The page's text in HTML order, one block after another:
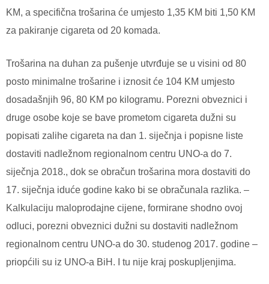
KM, a specifična trošarina će umjesto 1,35 KM biti 1,50 KM
za pakiranje cigareta od 20 komada.
Trošarina na duhan za pušenje utvrđuje se u visini od 80
posto minimalne trošarine i iznosit će 104 KM umjesto
dosadašnjih 96, 80 KM po kilogramu. Porezni obveznici i
druge osobe koje se bave prometom cigareta dužni su
popisati zalihe cigareta na dan 1. siječnja i popisne liste
dostaviti nadležnom regionalnom centru UNO-a do 7.
siječnja 2018., dok se obračun trošarina mora dostaviti do
17. siječnja iduće godine kako bi se obračunala razlika. –
Kalkulaciju maloprodajne cijene, formirane shodno ovoj
odluci, porezni obveznici dužni su dostaviti nadležnom
regionalnom centru UNO-a do 30. studenog 2017. godine –
priopćili su iz UNO-a BiH. I tu nije kraj poskupljenjima.